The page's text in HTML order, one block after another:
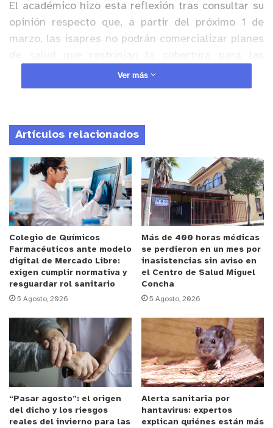
El académico hizo esta reflexión tras consultar su
opinión respecto que, a partir del próximo 1 de
marzo, las isapres no podrán comercializar planes
prestaciones de salud relacionadas con
enfermedades mentales, discapacidades psíquicas
Anuncio Patrocinado
Si bien Juan Pablo Araya celebró esta nueva
normativa legal, advirtió que las enfermedades de
salud mental generan miedo y distancia en los
demás, producto de la ignorancia y desinformación
que existe en torno al tema.
“El sufrimiento mental causa mucho miedo y está
revestido de mucha ignorancia, lo que genera en el
individuo una discriminación que es conocida como
estigma o estigmatización… Está dentro de la
cultura y es imposible entenderla fuera de ella,
porque tenemos una tendencia a que las cosas
funcionen, a que las personas estén preparadas
para que hagan lo que les corresponde, trabajar,
estudiar, pero en ciertos márgenes y de ciertas
maneras. Quienes se apartan de ese orden
establecido, de esa ‘funcionalidad’, son
Ver más
Artículos relacionados
Colegio de Químicos
Farmacéuticos ante modelo
digital de Mercado Libre:
exigen cumplir normativa y
resguardar rol sanitario
5 Agosto, 2026
Más de 400 horas médicas
se perdieron en un mes por
inasistencias sin aviso en
el Centro de Salud Miguel
Concha
5 Agosto, 2026
“Pasar agosto”: el origen
del dicho y los riesgos
reales del invierno para las
Alerta sanitaria por
hantavirus: expertos
explican quiénes están más